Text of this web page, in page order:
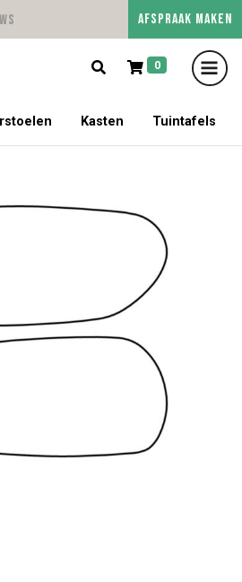
Persoonlijk advies op
AFSPRAAK MAKEN
0
op een tafel met stoelen!
Kasten Tuintafels